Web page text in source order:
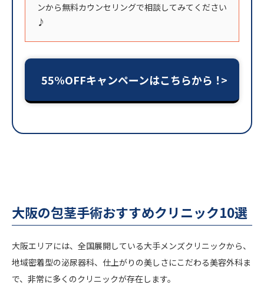
ンから無料カウンセリングで相談してみてください
♪
55%OFFキャンペーンはこちらから！
大阪の包茎手術おすすめクリニック10選
大阪エリアには、全国展開している大手メンズクリニックから、
地域密着型の泌尿器科、仕上がりの美しさにこだわる美容外科ま
で、非常に多くのクリニックが存在します。